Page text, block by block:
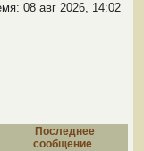
08 авг 2026, 14:02
Последнее
сообщение